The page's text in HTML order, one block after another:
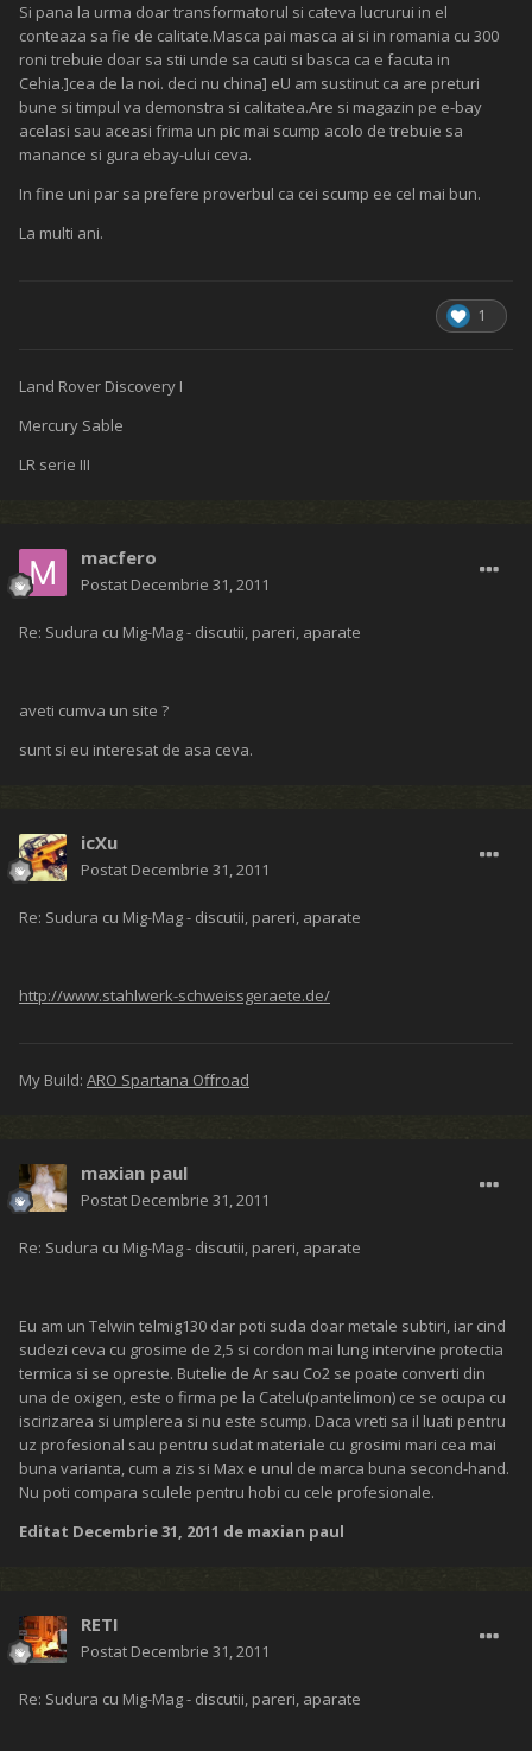
Si pana la urma doar transformatorul si cateva lucrurui in el
conteaza sa fie de calitate.Masca pai masca ai si in romania cu 300
roni trebuie doar sa stii unde sa cauti si basca ca e facuta in
Cehia.]cea de la noi. deci nu china] eU am sustinut ca are preturi
bune si timpul va demonstra si calitatea.Are si magazin pe e-bay
acelasi sau aceasi frima un pic mai scump acolo de trebuie sa
manance si gura ebay-ului ceva.
In fine uni par sa prefere proverbul ca cei scump ee cel mai bun.
La multi ani.
1
Land Rover Discovery I
Mercury Sable
LR serie III
macfero
Postat Decembrie 31, 2011
Re: Sudura cu Mig-Mag - discutii, pareri, aparate
aveti cumva un site ?
sunt si eu interesat de asa ceva.
icXu
Postat Decembrie 31, 2011
Re: Sudura cu Mig-Mag - discutii, pareri, aparate
http://www.stahlwerk-schweissgeraete.de/
My Build: ARO Spartana Offroad
maxian paul
Postat Decembrie 31, 2011
Re: Sudura cu Mig-Mag - discutii, pareri, aparate
Eu am un Telwin telmig130 dar poti suda doar metale subtiri, iar cind
sudezi ceva cu grosime de 2,5 si cordon mai lung intervine protectia
termica si se opreste. Butelie de Ar sau Co2 se poate converti din
una de oxigen, este o firma pe la Catelu(pantelimon) ce se ocupa cu
iscirizarea si umplerea si nu este scump. Daca vreti sa il luati pentru
uz profesional sau pentru sudat materiale cu grosimi mari cea mai
buna varianta, cum a zis si Max e unul de marca buna second-hand.
Nu poti compara sculele pentru hobi cu cele profesionale.
Editat Decembrie 31, 2011 de maxian paul
RETI
Postat Decembrie 31, 2011
Re: Sudura cu Mig-Mag - discutii, pareri, aparate